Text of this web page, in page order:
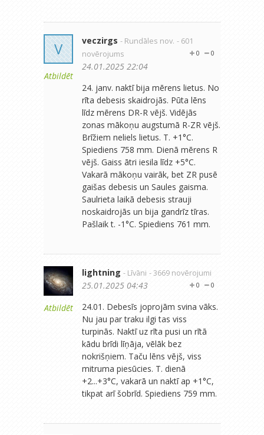
V
Atbildēt
veczirgs - Rundāles nov. - 601
novērojums
0
0
24.01.2025 22:04
24. janv. naktī bija mērens lietus. No
rīta debesis skaidrojās. Pūta lēns
līdz mērens DR-R vējš. Vidējās
zonas mākoņu augstumā R-ZR vējš.
Brīžiem neliels lietus. T. +1°C.
Spiediens 758 mm. Dienā mērens R
vējš. Gaiss ātri iesila līdz +5°C.
Vakarā mākoņu vairāk, bet ZR pusē
gaišas debesis un Saules gaisma.
Saulrieta laikā debesis strauji
noskaidrojās un bija gandrīz tīras.
Pašlaik t. -1°C. Spiediens 761 mm.
Atbildēt
lightning - Līvāni - 3669 novērojumi
0
0
25.01.2025 04:43
24.01. Debesīs joprojām svina vāks.
Nu jau par traku ilgi tas viss
turpinās. Naktī uz rīta pusi un rītā
kādu brīdi līņāja, vēlāk bez
nokrišņiem. Taču lēns vējš, viss
mitruma piesūcies. T. dienā
+2...+3°C, vakarā un naktī ap +1°C,
tikpat arī šobrīd. Spiediens 759 mm.